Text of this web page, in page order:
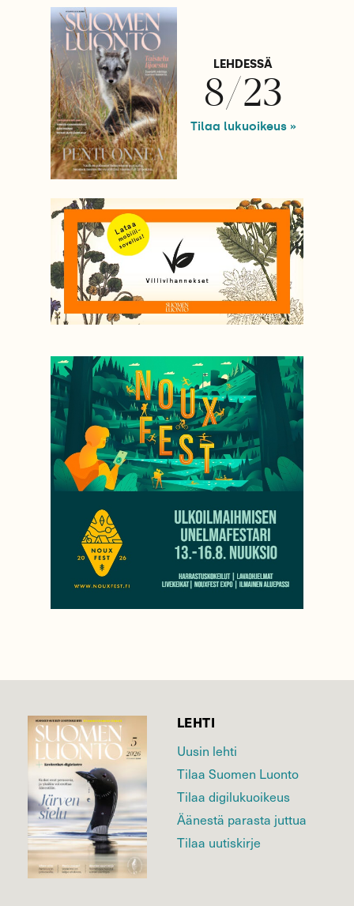
LEHDESSÄ
8/23
Tilaa lukuoikeus »
LEHTI
Uusin lehti
Tilaa Suomen Luonto
Tilaa digilukuoikeus
Äänestä parasta juttua
Tilaa uutiskirje